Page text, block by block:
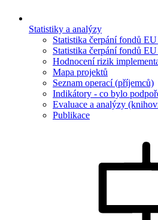
Statistiky a analýzy
Statistika čerpání fondů
Statistika čerpání fondů
Hodnocení rizik
Mapa projektů
Seznam operací (příjemců)
Indikátory - co bylo
Evaluace a analýzy
Publikace